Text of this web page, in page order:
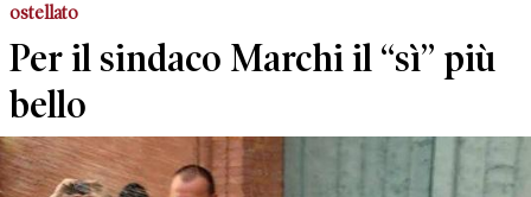
ostellato
Per il sindaco Marchi il “sì” più
bello